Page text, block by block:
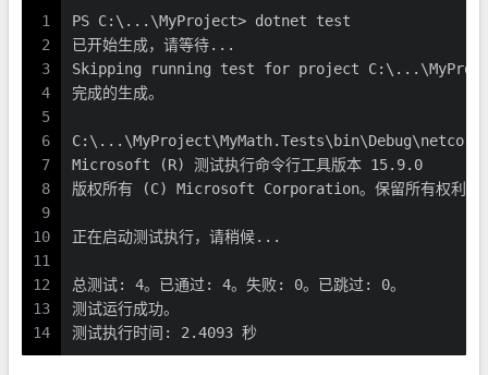
1
2
3
4
5
6
7
8
9
10
11
12
13
14
PS C:\...\MyProject> dotnet test
已开始生成，请等待...
Skipping running test for project
完成的生成。
Microsoft (R) 测试执行命令行工具版本 15.9.0
版权所有 (C) Microsoft Corporation。保留所有权利。
正在启动测试执行，请稍候...
总测试: 4。已通过: 4。失败: 0。已跳过: 0。
测试运行成功。
测试执行时间: 2.4093 秒